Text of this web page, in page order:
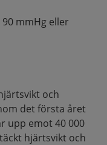
mmHg eller
och
det första året
upp emot 40 000
hjärtsvikt och